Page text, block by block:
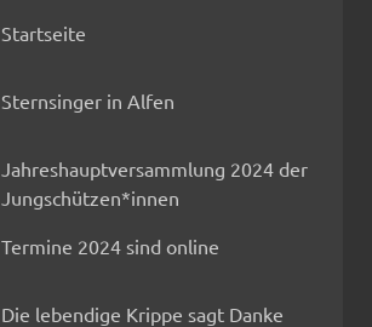
Startseite
Sternsinger in Alfen
Jahreshauptversammlung 2024 der
Jungschützen*innen
Termine 2024 sind online
Die lebendige Krippe sagt Danke